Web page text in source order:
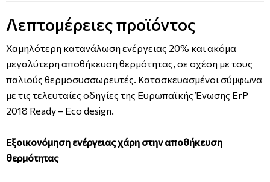
Λεπτομέρειες προϊόντος
Χαμηλότερη κατανάλωση ενέργειας 20% και ακόμα
μεγαλύτερη αποθήκευση θερμότητας, σε σχέση με τους
παλιούς θερμοσυσσωρευτές. Κατασκευασμένοι σύμφωνα
με τις τελευταίες οδηγίες της Ευρωπαϊκής Ένωσης ErP
2018 Ready – Eco design.
Εξοικονόμηση ενέργειας χάρη στην αποθήκευση
θερμότητας